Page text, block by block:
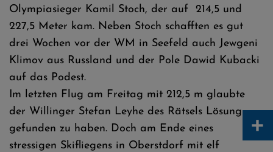
Olympiasieger Kamil Stoch, der auf 214,5 und
227,5 Meter kam. Neben Stoch schafften es gut
drei Wochen vor der WM in Seefeld auch Jewgeni
Klimov aus Russland und der Pole Dawid Kubacki
auf das Podest.
Im letzten Flug am Freitag mit 212,5 m glaubte
der Willinger Stefan Leyhe des Rätsels Lösung
gefunden zu haben. Doch am Ende eines
stressigen Skifliegens in Oberstdorf mit elf
+